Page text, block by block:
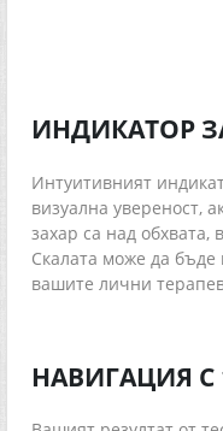
ИНДИКАТОР
Интуитивният
визуална увереност,
захар са над обхвата,
Скалата може да
вашите лични
НАВИГАЦИЯ С